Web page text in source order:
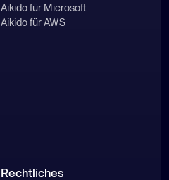
Aikido für Microsoft
Aikido für AWS
Rechtliches